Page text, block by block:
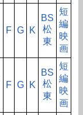
F G K
BS
松
東
短
編
映
画
F G K
BS
松
東
短
編
映
画